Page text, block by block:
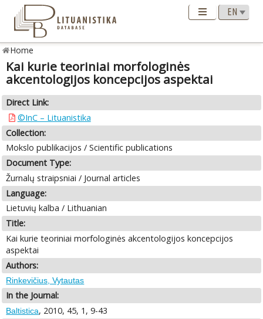
Home
Kai kurie teoriniai morfologinės
akcentologijos koncepcijos aspektai
Direct Link:
©InC – Lituanistika
Collection:
Mokslo publikacijos / Scientific publications
Document Type:
Žurnalų straipsniai / Journal articles
Language:
Lietuvių kalba / Lithuanian
Title:
Kai kurie teoriniai morfologinės akcentologijos koncepcijos
aspektai
Authors:
Rinkevičius, Vytautas
In the Journal:
Baltistica, 2010, 45, 1, 9-43